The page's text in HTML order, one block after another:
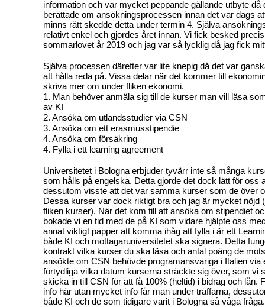
information och var mycket peppande gällande utbyte då
berättade om ansökningsprocessen innan det var dags
minns rätt skedde detta under termin 4. Själva
relativt enkel och gjordes året innan. Vi fick besked
sommarlovet år 2019 och jag var så lycklig då jag fick
Själva processen därefter var lite knepig då det var
att hålla reda på. Vissa delar när det kommer till
skriva mer om under fliken ekonomi.
1. Man behöver anmäla sig till de kurser man vill läsa
av KI
2. Ansöka om utlandsstudier via CSN
3. Ansöka om ett erasmusstipendie
4. Ansöka om försäkring
4. Fylla i ett learning agreement
Universitetet i Bologna erbjuder tyvärr inte så många
som hålls på engelska. Detta gjorde det dock lätt för oss
dessutom visste att det var samma kurser som de över
Dessa kurser var dock riktigt bra och jag är mycket nöjd
fliken kurser). När det kom till att ansöka om stipendiet
bokade vi en tid med de på KI som vidare hjälpte oss
annat viktigt papper att komma ihåg att fylla i är ett
både KI och mottagaruniversitetet ska signera. Detta
kontrakt vilka kurser du ska läsa och antal poäng de
ansökte om CSN behövde programansvariga i Italien via
förtydliga vilka datum kurserna sträckte sig över, som vi
skicka in till CSN för att få 100% (heltid) i bidrag och lån.
info här utan mycket info får man under träffarna,
både KI och de som tidigare varit i Bologna så våga